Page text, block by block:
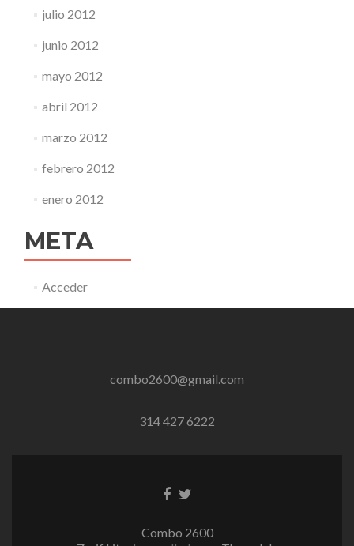
julio 2012
junio 2012
mayo 2012
abril 2012
marzo 2012
febrero 2012
enero 2012
META
Acceder
combo2600@gmail.com
314 427 6222
EnlaceEnlace
Combo 2600